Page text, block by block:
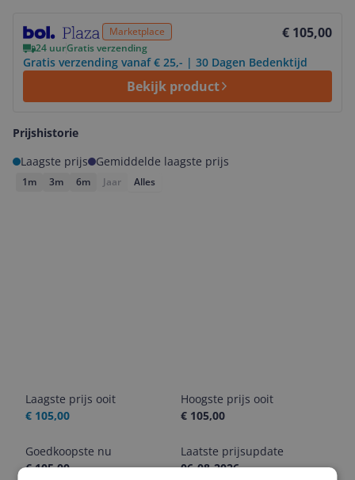
Marketplace € 105,00
24 uurGratis verzending
Gratis verzending vanaf € 25,- | 30 Dagen Bedenktijd
Bekijk product
Prijshistorie
Laagste prijs
Gemiddelde laagste prijs
1m 3m 6m Jaar Alles
Laagste prijs ooit
€ 105,00
Hoogste prijs ooit
€ 105,00
Goedkoopste nu
€ 105,00
Laatste prijsupdate
06-08-2026